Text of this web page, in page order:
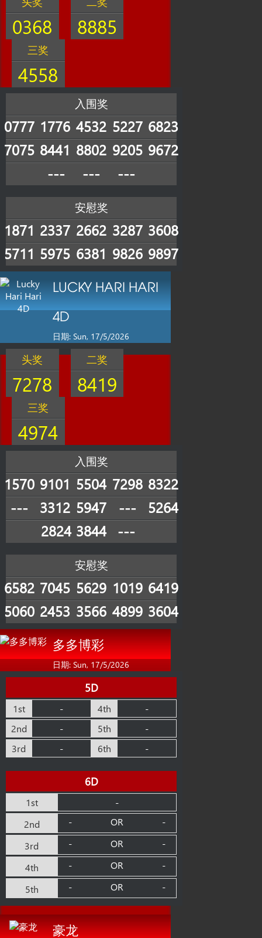
0368 8885
三奖
4558
入围奖
0777 1776 4532 5227 6823
7075 8441 8802 9205 9672
---
--- ---
安慰奖
1871 2337 2662 3287 3608
5711 5975 6381 9826 9897
LUCKY HARI HARI
4D
日期: Sun, 17/5/2026
头奖
7278
二奖
8419
三奖
4974
入围奖
1570 9101 5504 7298 8322
---
3312 5947 ---
5264
2824 3844 ---
安慰奖
6582 7045 5629 1019 6419
5060 2453 3566 4899 3604
多多博彩
日期: Sun, 17/5/2026
5D
1st
-
2nd
-
3rd
-
4th
-
5th
-
6th
-
6D
1st
-
2nd
- OR
-
3rd
- OR
-
4th
- OR
-
5th
- OR -
豪龙